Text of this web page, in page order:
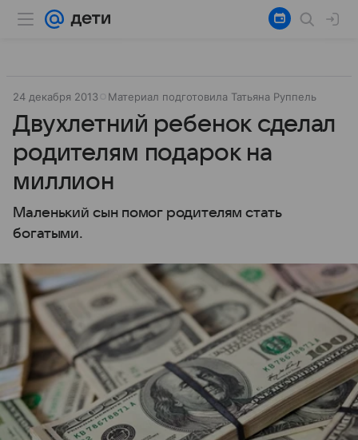
24 декабря 2013 Материал подготовила Татьяна Руппель
Двухлетний ребенок сделал
родителям подарок на
миллион
Маленький сын помог родителям стать
богатыми.